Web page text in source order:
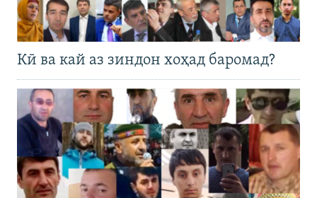
Кӣ ва кай аз зиндон хоҳад баромад?